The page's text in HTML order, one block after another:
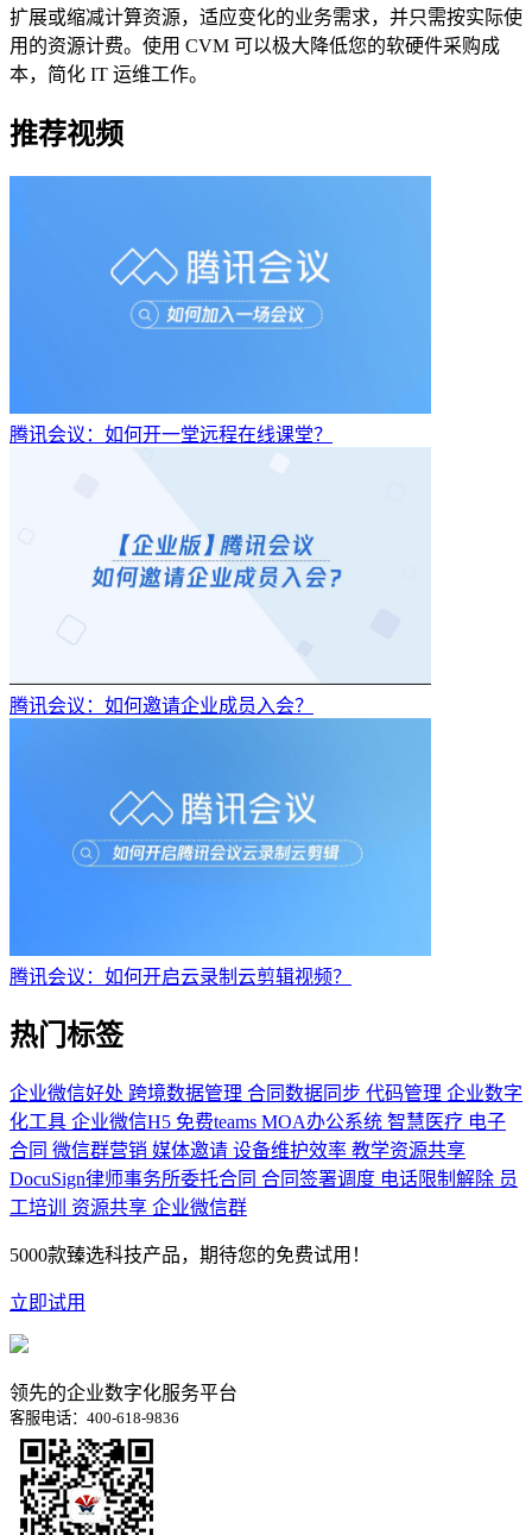
扩展或缩减计算资源，适应变化的业务需求，并只需按实际使
用的资源计费。使用 CVM 可以极大降低您的软硬件采购成
本，简化 IT 运维工作。
推荐视频
腾讯会议：如何开一堂远程在线课堂？
腾讯会议：如何邀请企业成员入会？
腾讯会议：如何开启云录制云剪辑视频？
热门标签
企业微信好处 跨境数据管理 合同数据同步 代码管理 企业数字
化工具 企业微信H5 免费teams MOA办公系统 智慧医疗 电子
合同 微信群营销 媒体邀请 设备维护效率 教学资源共享
DocuSign律师事务所委托合同 合同签署调度 电话限制解除 员
工培训 资源共享 企业微信群
5000款臻选科技产品，期待您的免费试用！
立即试用
领先的企业数字化服务平台
客服电话：400-618-9836